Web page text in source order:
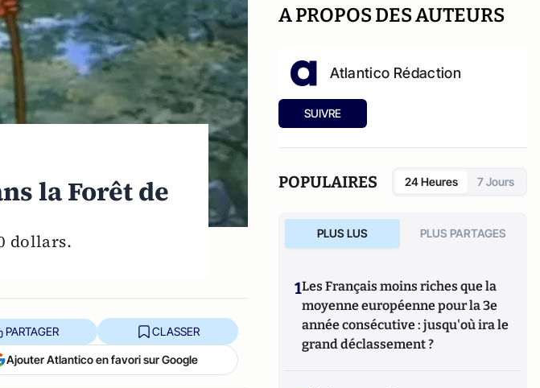
la Forêt de
dollars.
PARTAGER CLASSER
Ajouter Atlantico en favori sur Google
A PROPOS DES AUTEURS
Atlantico Rédaction
SUIVRE
POPULAIRES 24 Heures 7 Jours
PLUS LUS PLUS PARTAGES
1Les Français moins riches que la
moyenne européenne pour la 3e
année consécutive : jusqu'où ira le
grand déclassement ?